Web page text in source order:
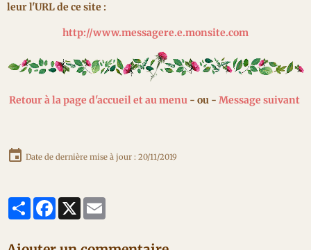
leur l'URL de ce site :
http://www.messagere.e.monsite.com
Retour à la page d'accueil et au menu - ou - Message suivant
Date de dernière mise à jour : 20/11/2019
PartagerFacebook
X